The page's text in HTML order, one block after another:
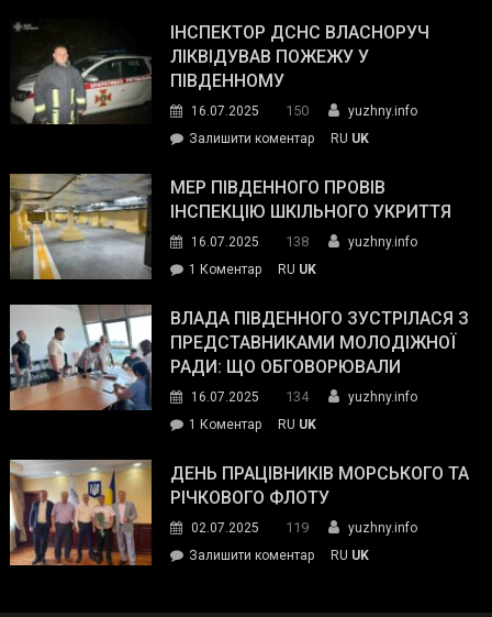
провів
нараду
силових
та
органів:
«Наш
спільний
окупанти.
Маємо
діяти
команда
ІНСПЕКТОР ДСНС ВЛАСНОРУЧ
ЛІКВІДУВАВ ПОЖЕЖУ У
ПІВДЕННОМУ
16.07.2025 150
yuzhny.info
Залишити коментарon
ДСНС
власноруч
пожежу
у
RU UK
МЕР ПІВДЕННОГО ПРОВІВ
ІНСПЕКЦІЮ ШКІЛЬНОГО УКРИТТЯ
16.07.2025 138
yuzhny.info
1 Коментардо
Південного
провів
інспекцію
укриття
RU UK
ВЛАДА ПІВДЕННОГО ЗУСТРІЛАСЯ З
ПРЕДСТАВНИКАМИ МОЛОДІЖНОЇ
РАДИ: ЩО ОБГОВОРЮВАЛИ
16.07.2025 134
yuzhny.info
1 Коментардо
Південного
зустрілася
представниками
молодіжної
RU UK
ДЕНЬ ПРАЦІВНИКІВ МОРСЬКОГО ТА
РІЧКОВОГО ФЛОТУ
02.07.2025 119
yuzhny.info
Залишити коментарon
RU UK